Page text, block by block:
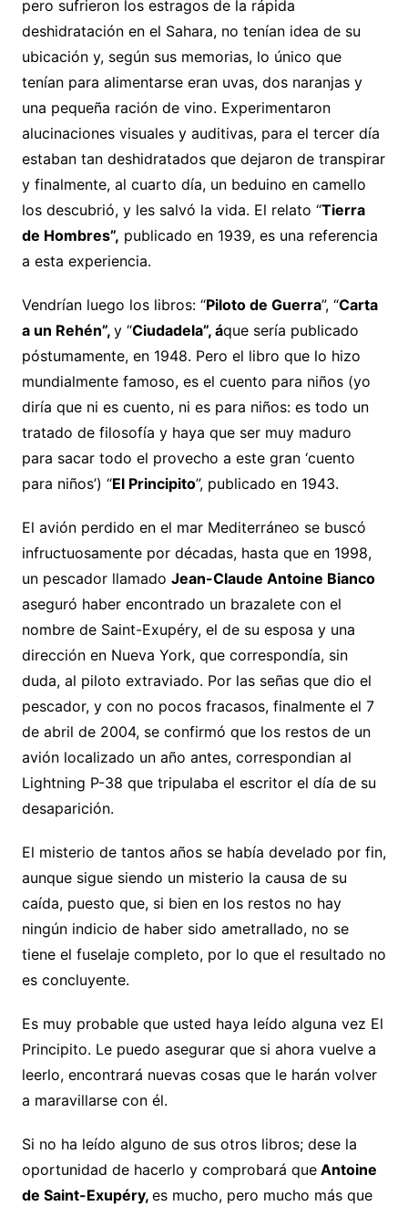
pero sufrieron los estragos de la rápida
deshidratación en el Sahara, no tenían idea de su
ubicación y, según sus memorias, lo único que
tenían para alimentarse eran uvas, dos naranjas y
una pequeña ración de vino. Experimentaron
alucinaciones visuales y auditivas, para el tercer día
estaban tan deshidratados que dejaron de transpirar
y finalmente, al cuarto día, un beduino en camello
los descubrió, y les salvó la vida. El relato “Tierra
de Hombres”, publicado en 1939, es una referencia
a esta experiencia.
Vendrían luego los libros: “Piloto de Guerra”, “Carta
a un Rehén”, y “Ciudadela”, áque sería publicado
póstumamente, en 1948. Pero el libro que lo hizo
mundialmente famoso, es el cuento para niños (yo
diría que ni es cuento, ni es para niños: es todo un
tratado de filosofía y haya que ser muy maduro
para sacar todo el provecho a este gran ‘cuento
para niños’) “El Principito”, publicado en 1943.
El avión perdido en el mar Mediterráneo se buscó
infructuosamente por décadas, hasta que en 1998,
un pescador llamado Jean-Claude Antoine Bianco
aseguró haber encontrado un brazalete con el
nombre de Saint-Exupéry, el de su esposa y una
dirección en Nueva York, que correspondía, sin
duda, al piloto extraviado. Por las señas que dio el
pescador, y con no pocos fracasos, finalmente el 7
de abril de 2004, se confirmó que los restos de un
avión localizado un año antes, correspondian al
Lightning P-38 que tripulaba el escritor el día de su
desaparición.
El misterio de tantos años se había develado por fin,
aunque sigue siendo un misterio la causa de su
caída, puesto que, si bien en los restos no hay
ningún indicio de haber sido ametrallado, no se
tiene el fuselaje completo, por lo que el resultado no
es concluyente.
Es muy probable que usted haya leído alguna vez El
Principito. Le puedo asegurar que si ahora vuelve a
leerlo, encontrará nuevas cosas que le harán volver
a maravillarse con él.
Si no ha leído alguno de sus otros libros; dese la
oportunidad de hacerlo y comprobará queAntoine
de Saint-Exupéry, es mucho, pero mucho más que